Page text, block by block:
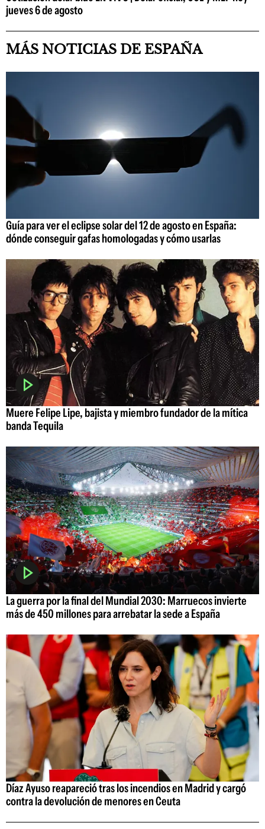
jueves 6 de agosto
MÁS NOTICIAS DE ESPAÑA
Guía para ver el eclipse solar del 12 de agosto en España:
dónde conseguir gafas homologadas y cómo usarlas
Muere Felipe Lipe, bajista y miembro fundador de la mítica
banda Tequila
La guerra por la final del Mundial 2030: Marruecos invierte
más de 450 millones para arrebatar la sede a España
Díaz Ayuso reapareció tras los incendios en Madrid y cargó
contra la devolución de menores en Ceuta